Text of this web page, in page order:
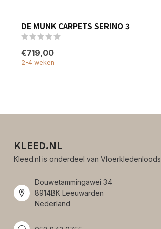
DE MUNK CARPETS SERINO 3
€719,00
2-4 weken
KLEED.NL
Kleed.nl is onderdeel van Vloerkledenloods
Douwetammingawei 34
8914BK Leeuwarden
Nederland